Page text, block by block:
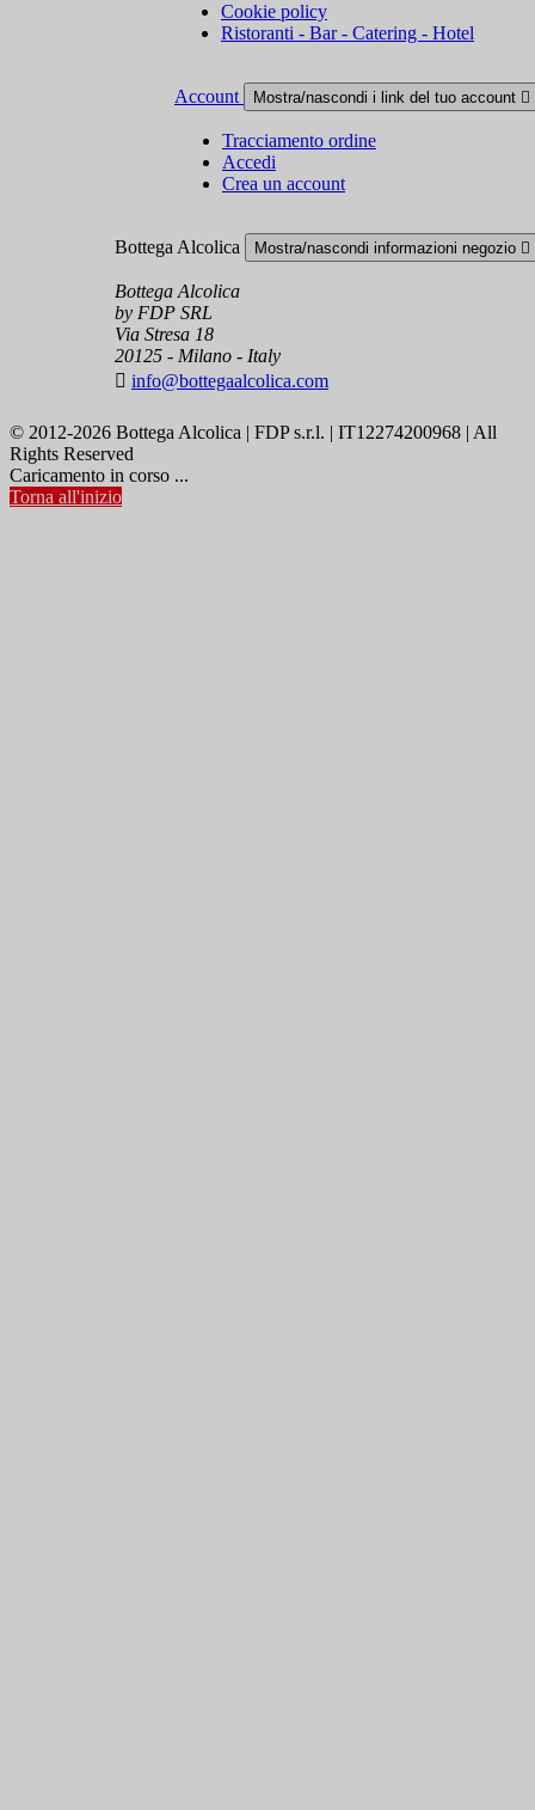
Cookie policy
Ristoranti - Bar - Catering - Hotel
Account Mostra/nascondi i link del tuo account 
Tracciamento ordine
Accedi
Crea un account
Bottega Alcolica Mostra/nascondi informazioni negozio 
Bottega Alcolica
by FDP SRL
Via Stresa 18
20125 - Milano - Italy
 info@bottegaalcolica.com
© 2012-2026 Bottega Alcolica | FDP s.r.l. | IT12274200968 | All
Rights Reserved
Caricamento in corso ...
Torna all'inizio